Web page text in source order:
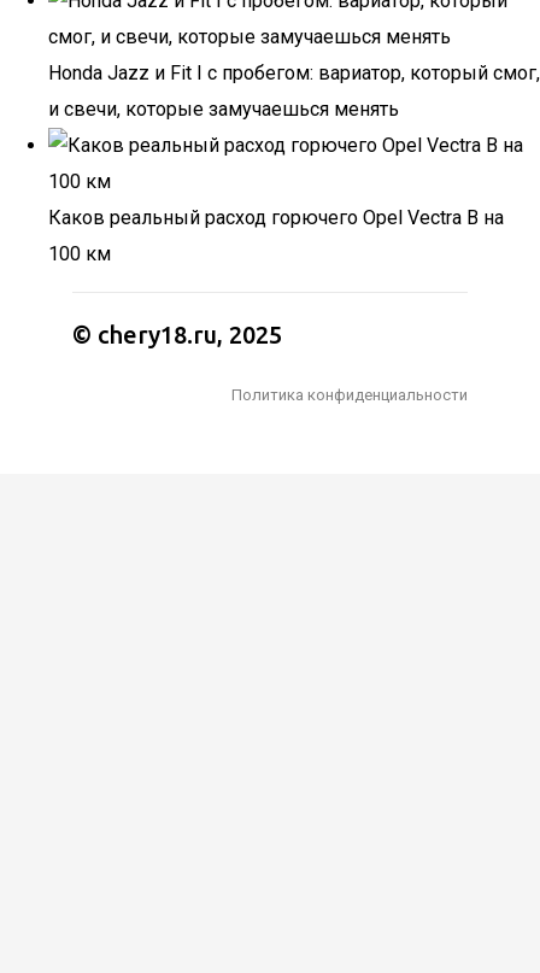
Honda Jazz и Fit I с пробегом: вариатор, который смог,
и свечи, которые замучаешься менять
Каков реальный расход горючего Opel Vectra B на
100 км
© chery18.ru, 2025
Политика конфиденциальности